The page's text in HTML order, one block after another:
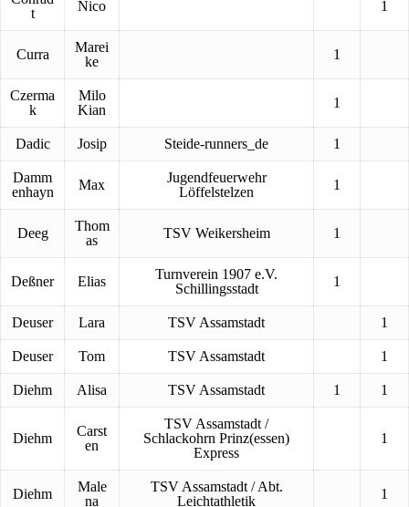
t
Nico 1
Curra
Marei
ke
1
Czerma
k
Milo
Kian
1
Dadic Josip Steide-runners_de 1
Damm
enhayn
Max
Jugendfeuerwehr
Löffelstelzen
1
Deeg
Thom
as
TSV Weikersheim 1
Deßner Elias
Turnverein 1907 e.V.
Schillingsstadt
1
Deuser Lara TSV Assamstadt 1
Deuser Tom TSV Assamstadt 1
Diehm Alisa TSV Assamstadt 1 1
Diehm
Carst
en
TSV Assamstadt /
Schlackohrn Prinz(essen)
Express
1
Diehm
Male
na
TSV Assamstadt / Abt.
Leichtathletik
1